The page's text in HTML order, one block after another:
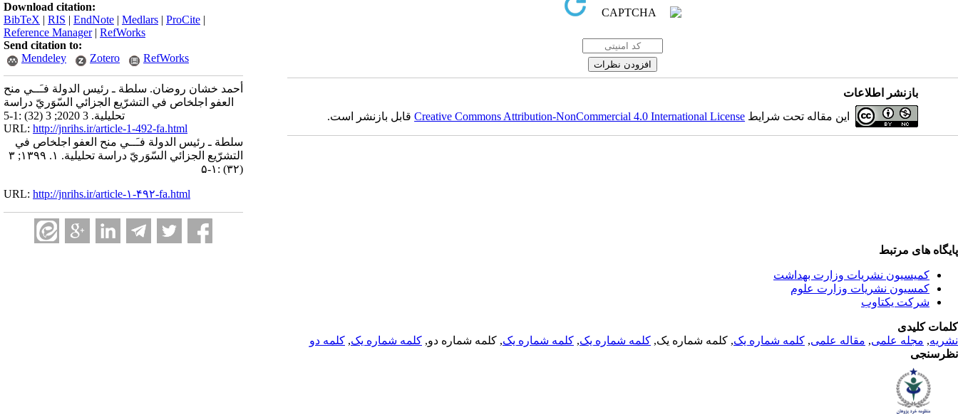
Download citation:
BibTeX | RIS | EndNote | Medlars | ProCite |
Reference Manager| RefWorks
Send citation to:
Mendeley
Zotero RefWorks
أحمد خشان روضان. سلطة ـ رئيس الدولة فـَــي منح
العفو اجلخاص في التشرّيع الجزائي السّوَريّ دراسة
تحليلية. 3 2020; 3 (32) :1-5
URL: http://jnrihs.ir/article-1-492-fa.html
سلطة ـ رئيس الدولة فـَــي منح العفو اجلخاص في
التشرّيع الجزائي السّوَريّ دراسة تحليلية. ۱. ۱۳۹۹; ۳
(۳۲) :۱-۵
URL: http://jnrihs.ir/article-۱-۴۹۲-fa.html
بازنشر اطلاعات
این مقاله تحت شرایط Creative Commons Attribution-NonCommercial 4.0 International Licenseقابل بازنشر است.
پایگاه های مرتبط
کمیسیون نشریات وزارت بهداشت
کمسیون نشریات وزارت علوم
شرکت یکتاوب
کلمات کلیدی
نشریه, مجله علمی, مقاله علمی, کلمه شماره یک, کلمه شماره یک, کلمه شماره یک, کلمه شماره یک, کلمه شماره دو, کلمه شماره یک, کلمه دو
نظرسنجی